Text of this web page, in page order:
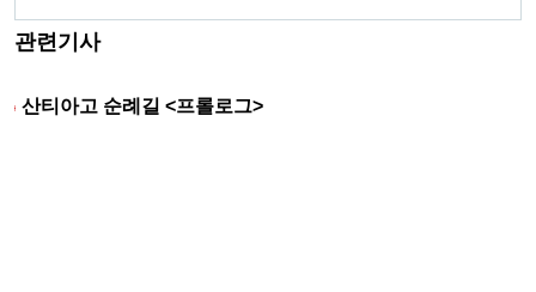
관련기사
산티아고 순례길 <프롤로그>